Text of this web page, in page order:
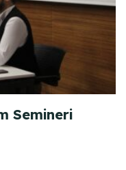
Semineri